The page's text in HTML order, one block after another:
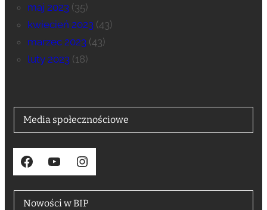
maj 2023 (35)
kwiecień 2023 (43)
marzec 2023 (43)
luty 2023 (18)
Media społecznościowe
Facebook YouTube Instagram
Nowości w BIP